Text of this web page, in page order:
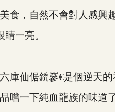
，自然不會對人感興
一亮。
仙倨鋵嵾€是個逆天的
一下純血龍族的味道